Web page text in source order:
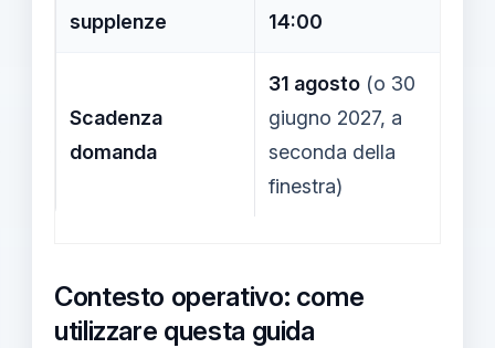
supplenze
14:00
Scadenza
domanda
31 agosto (o 30
giugno 2027, a
seconda della
finestra)
Contesto operativo: come
utilizzare questa guida